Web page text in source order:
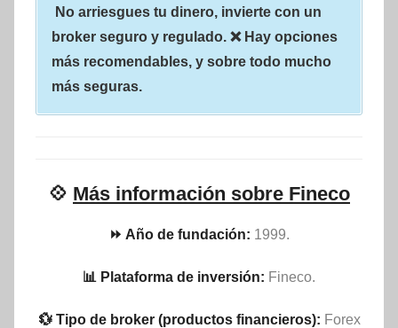
No arriesgues tu dinero, invierte con un
broker seguro y regulado. ❌ Hay opciones
más recomendables, y sobre todo mucho
más seguras.
💠 Más información sobre Fineco
⏩ Año de fundación: 1999.
📊 Plataforma de inversión: Fineco.
💱 Tipo de broker (productos financieros): Forex